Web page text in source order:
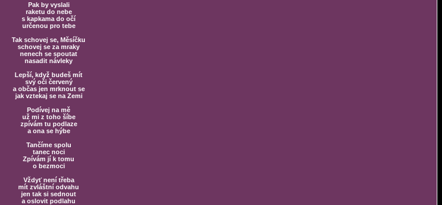
Pak by vyslali
raketu do nebe
s kapkama do očí
určenou pro tebe
Tak schovej se, Měsíčku
schovej se za mraky
nenech se spoutat
nasadit návleky
Lepší, když budeš mít
svý oči červený
a občas jen mrknout se
jak vztekaj se na Zemi
Podívej na mě
už mi z toho šíbe
zpívám tu podlaze
a ona se hýbe
Tančíme spolu
tanec noci
Zpívám jí k tomu
o bezmoci
Vždyť není třeba
mít zvláštní odvahu
jen tak si sednout
a oslovit podlahu